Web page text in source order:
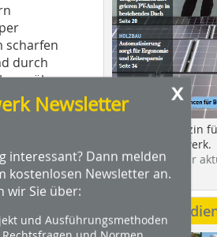
scharfen
durch
über
23
x
Newsletter
interessant? Dann melden
kostenlosen Newsletter an.
wir Sie über:
und Ausführungsmethoden
Das Profimagazin
Holzbauhandwerk.
Hier geht es zur
dach+holzbau.
Weitere